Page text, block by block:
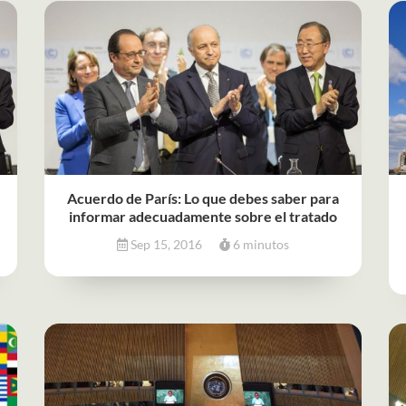
Acuerdo de París: Lo que debes saber para
informar adecuadamente sobre el tratado
Sep 15, 2016 6 minutos